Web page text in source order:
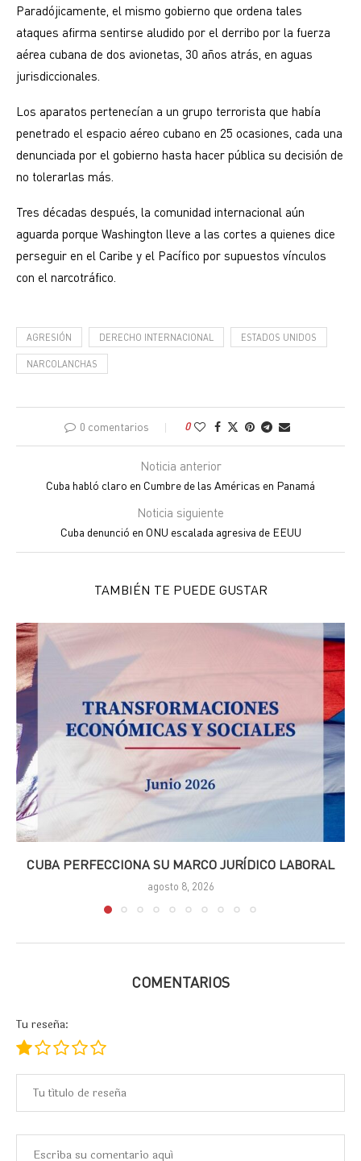
Paradójicamente, el mismo gobierno que ordena tales
ataques afirma sentirse aludido por el derribo por la fuerza
aérea cubana de dos avionetas, 30 años atrás, en aguas
jurisdiccionales.
Los aparatos pertenecían a un grupo terrorista que había
penetrado el espacio aéreo cubano en 25 ocasiones, cada una
denunciada por el gobierno hasta hacer pública su decisión de
no tolerarlas más.
Tres décadas después, la comunidad internacional aún
aguarda porque Washington lleve a las cortes a quienes dice
perseguir en el Caribe y el Pacífico por supuestos vínculos
con el narcotráfico.
AGRESIÓN DERECHO INTERNACIONAL ESTADOS UNIDOS
NARCOLANCHAS
0 comentarios 0
Noticia anterior
Cuba habló claro en Cumbre de las Américas en Panamá
Noticia siguiente
Cuba denunció en ONU escalada agresiva de EEUU
TAMBIÉN TE PUEDE GUSTAR
CUBA PERFECCIONA SU MARCO JURÍDICO LABORAL
agosto 8, 2026
COMENTARIOS
Tu reseña: